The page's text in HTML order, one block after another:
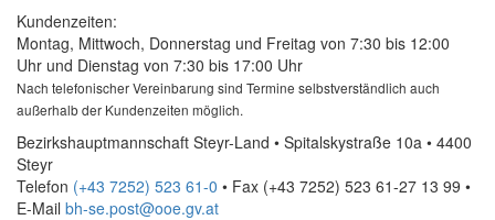
Kundenzeiten:
Montag, Mittwoch, Donnerstag und Freitag von 7:30 bis 12:00
Uhr und Dienstag von 7:30 bis 17:00 Uhr
Nach telefonischer Vereinbarung sind Termine selbstverständlich auch
außerhalb der Kundenzeiten möglich.
Bezirkshauptmannschaft Steyr-Land • Spitalskystraße 10a • 4400
Steyr
Telefon (+43 7252) 523 61-0 • Fax (+43 7252) 523 61-27 13 99 •
E-Mail bh-se.post@ooe.gv.at